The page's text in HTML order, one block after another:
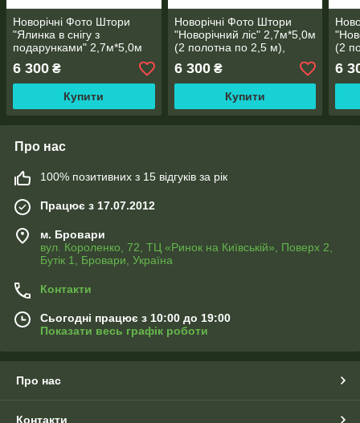
Новорічні Фото Штори
"Ялинка в снігу з
подарунками" 2,7м*5,0м
тасьма
6 300 ₴
Купити
Новорічні Фото Штори
"Новорічний ліс" 2,7м*5,0м
(2 полотна по 2,5 м),
6 300₴
Купити
(2
6
Про нас
100% позитивних з 15 відгуків за рік
Працює з 17.07.2012
м. Бровари
вул. Короленко, 72, ТЦ «Ринок на Київській», Поверх 2,
Бутік 1, Бровари, Україна
Контакти
Сьогодні працює з 10:00 до 19:00
Показати весь графік роботи
Про нас
Контакти